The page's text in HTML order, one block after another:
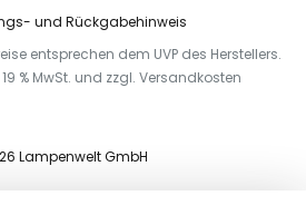
und Rückgabehinweis
entsprechen dem UVP des Herstellers.
% MwSt. und zzgl. Versandkosten
Lampenwelt GmbH